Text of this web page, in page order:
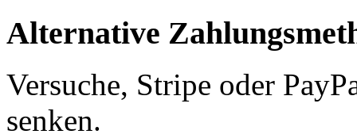
Alternative
Versuche, Stripe oder
senken.